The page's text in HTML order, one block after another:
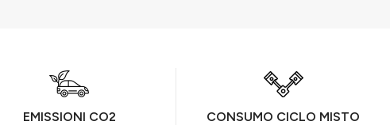
EMISSIONI CO2
CONSUMO CICLO MISTO